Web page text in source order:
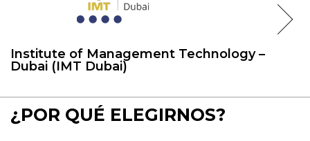
Institute of Management Technology –
Dubai (IMT Dubai)
¿POR QUÉ ELEGIRNOS?